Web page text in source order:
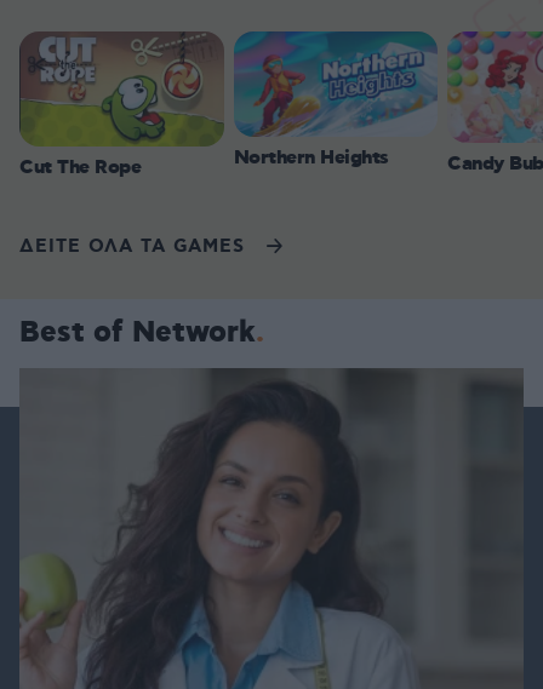
Cut The Rope Northern Heights Candy
ΔΕΙΤΕ ΟΛΑ ΤΑ GAMES
Best of Network